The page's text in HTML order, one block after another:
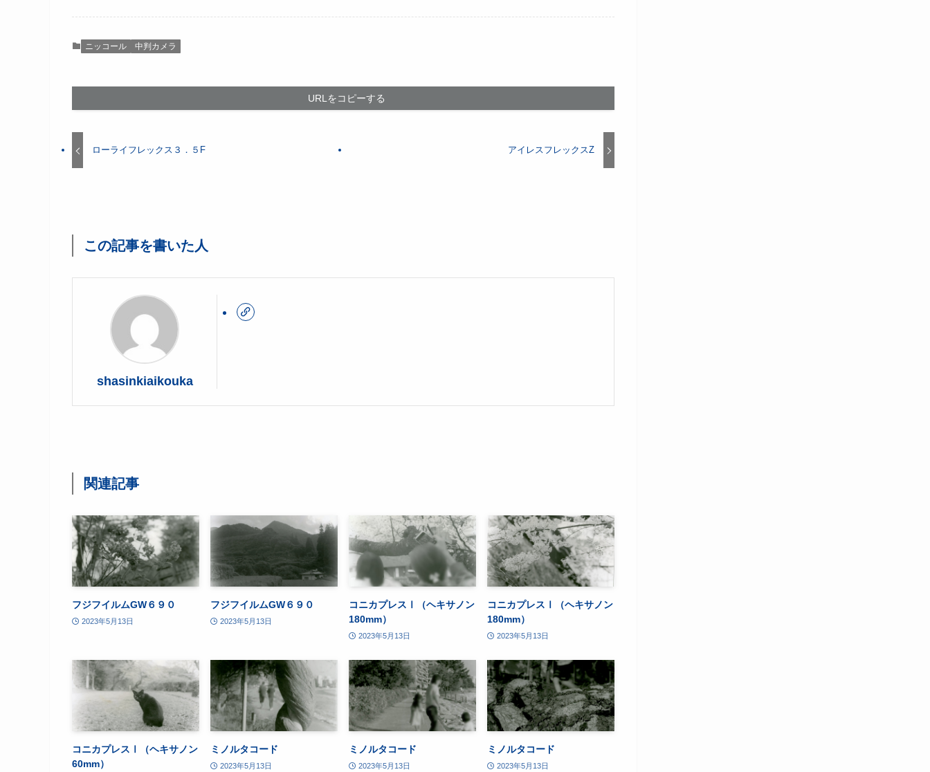
ニッコール 中判カメラ
URLをコピーする
ローライフレックス３．５F アイレスフレックスZ
この記事を書いた人
shasinkiaikouka
関連記事
フジフイルムGW６９０
2023年5月13日
フジフイルムGW６９０
2023年5月13日
コニカプレスⅠ（ヘキサノン
180mm）
2023年5月13日
コニカプレスⅠ（ヘキサノン
180mm）
2023年5月13日
コニカプレスⅠ（ヘキサノン
60mm）
ミノルタコード
2023年5月13日
ミノルタコード
2023年5月13日
ミノルタコード
2023年5月13日